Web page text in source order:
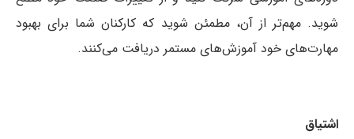
شوید. مهم‌تر از آن، مطمئن شوید که کارکنان شما برای بهبود
مهارت‌های خود آموزش‌های مستمر دریافت می‌کنند.
اشتیاق